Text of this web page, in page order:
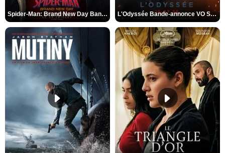
Spider-Man: Brand New Day Bande-annonce VO STFR L'Odyssée Bande-annonce VO STFR